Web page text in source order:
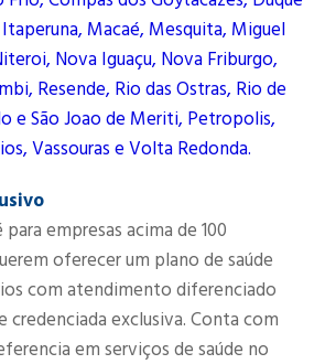
Macaé, Mesquita, Miguel
Nova Iguaçu, Nova Friburgo,
Resende, Rio das Ostras, Rio de
e São Joao de Meriti, Petropolis,
Vassouras e Volta Redonda.
empresas acima de 100
oferecer um plano de saúde
com atendimento diferenciado
credenciada exclusiva. Conta com
em serviços de saúde no